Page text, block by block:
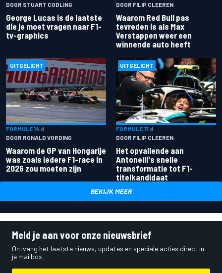
DOOR STUART CODLING
George Lucas is de laatste
die je moet vragen naar F1-
tv-graphics
DOOR FILIP CLEEREN
Waarom Red Bull pas
tevreden is als Max
Verstappen weer een
winnende auto heeft
UITGELICHT
FORMULE 14 d
DOOR RONALD VORDING
Waarom de GP van Hongarije
was zoals iedere F1-race in
2026 zou moeten zijn
UITGELICHT
FORMULE 17 d
DOOR FILIP CLEEREN
Het opvallende aan
Antonelli's snelle
transformatie tot F1-
titelkandidaat
BEKIJK MEER
Meld je aan voor onze nieuwsbrief
Ontvang het laatste nieuws, updates en speciale acties direct in
je mailbox.